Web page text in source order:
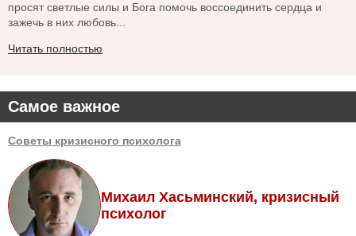
Самое важное
Советы кризисного психолога
Михаил Хасьминский, кризисный
психолог
просят светлые силы и Бога помочь воссоединить сердца и
зажечь в них любовь...
Читать полностью